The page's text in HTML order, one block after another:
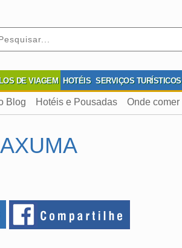
DE VIAGEM HOTÉIS SERVIÇOS TURÍSTICOS
Blog Hotéis e Pousadas Onde comer